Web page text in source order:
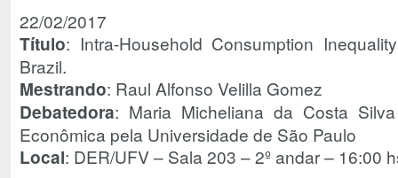
22/02/2017
Título: Intra-Household Consumption
Brazil.
Mestrando: Raul Alfonso Velilla Gomez
Debatedora: Maria Micheliana da Costa
Econômica pela Universidade de São Paulo
Local: DER/UFV – Sala 203 – 2º andar – 16:00